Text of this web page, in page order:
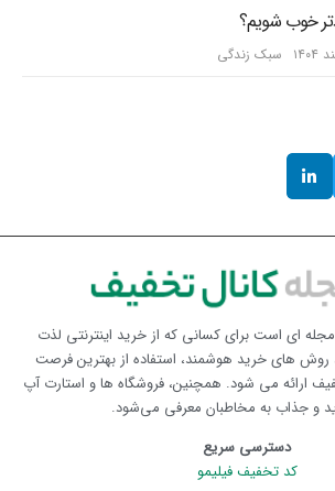
خوب شویم؟
سبک زندگی
ای است برای کسانی که از خرید اینترنتی لذت
روش های خرید هوشمند، استفاده از بهترین فرصت
ارائه می شود. همچنین، فروشگاه ها و استارت آپ
و جذاب به مخاطبان معرفی می‌شود.
دسترسی سریع
کد تخفیف فیلیمو